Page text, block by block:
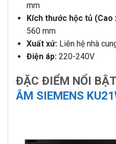
mm
Kích thước hộc tủ (Cao
560 mm
Xuất xứ:Liên hệ nhà
Điện áp:220-240V
ĐẶC ĐIỂM NỔI
ÂM SIEMENS